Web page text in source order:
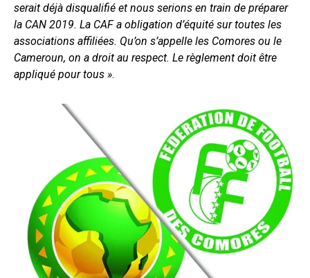
serait déjà disqualifié et nous serions en train de préparer
la CAN 2019. La CAF a obligation d’équité sur toutes les
associations affiliées. Qu’on s’appelle les Comores ou le
Cameroun, on a droit au respect. Le règlement doit être
appliqué pour tous ».